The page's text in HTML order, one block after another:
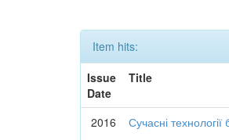
Item hits:
Issue
Date
Title
2016 Сучасні